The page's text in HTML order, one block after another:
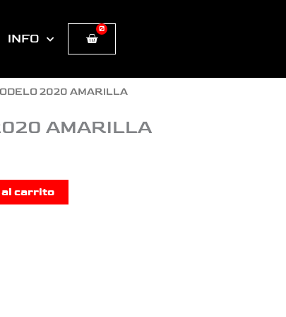
INFO
0
Cart
2020 AMARILLA
AMARILLA
carrito